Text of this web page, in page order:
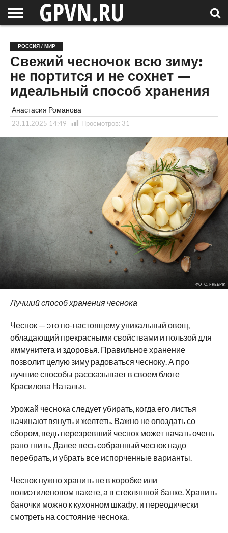
ОБЛАСТЬ
НОВОСТИ
СОСЕДЕЙ
РОССИЯ
/ МИР
СПЕЦПРОЕКТЫ
БЛОГ
СТАТЬИ
ФОТОРЕПОРТАЖИ
ИНТЕРВЬЮ
ОБЪЕКТЫ
ПОДБОРКИ
РОССИЯ / МИР
Свежий чесночок всю зиму:
не портится и не сохнет —
идеальный способ хранения
Анастасия Романова
23.11.2025 14:49 Просмотров: 31
ФОТО: FREEPIK
Лучший способ хранения чеснока
Чеснок — это по-настоящему уникальный овощ,
обладающий прекрасными свойствами и пользой для
иммунитета и здоровья. Правильное хранение
позволит целую зиму радоваться чесноку. А про
лучшие способы рассказывает в своем блоге
Красилова Наталья.
Урожай чеснока следует убирать, когда его листья
начинают вянуть и желтеть. Важно не опоздать со
сбором, ведь перезревший чеснок может начать очень
рано гнить. Далее весь собранный чеснок надо
перебрать, и убрать все испорченные варианты.
Чеснок нужно хранить не в коробке или
полиэтиленовом пакете, а в стеклянной банке. Хранить
баночки можно к кухонном шкафу, и переодически
смотреть на состояние чеснока.